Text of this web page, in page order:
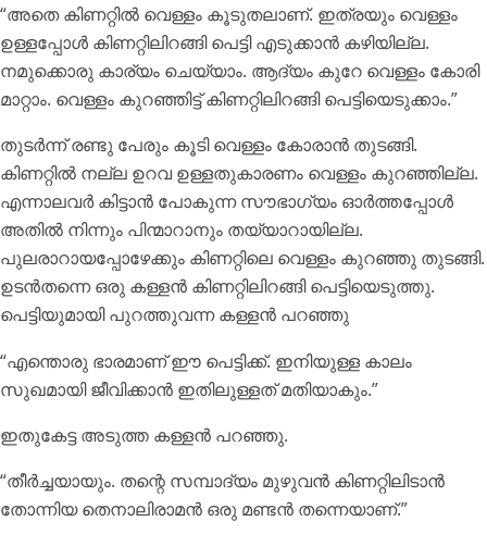
“അതെ കിണറ്റിൽ വെള്ളം കൂടുതലാണ്. ഇത്രയും വെള്ളം
ഉള്ളപ്പോൾ കിണറ്റിലിറങ്ങി പെട്ടി എടുക്കാൻ കഴിയില്ല.
നമുക്കൊരു കാര്യം ചെയ്യാം. ആദ്യം കുറേ വെള്ളം കോരി
മാറ്റാം. വെള്ളം കുറഞ്ഞിട്ട് കിണറ്റിലിറങ്ങി പെട്ടിയെടുക്കാം.”
തുടർന്ന് രണ്ടു പേരും കൂടി വെള്ളം കോരാൻ തുടങ്ങി.
കിണറ്റിൽ നല്ല ഉറവ ഉള്ളതുകാരണം വെള്ളം കുറഞ്ഞില്ല.
എന്നാലവർ കിട്ടാൻ പോകുന്ന സൗഭാഗ്യം ഓർത്തപ്പോൾ
അതിൽ നിന്നും പിന്മാറാനും തയ്യാറായില്ല.
പുലരാറായപ്പോഴേക്കും കിണറ്റിലെ വെള്ളം കുറഞ്ഞു തുടങ്ങി.
ഉടൻതന്നെ ഒരു കള്ളൻ കിണറ്റിലിറങ്ങി പെട്ടിയെടുത്തു.
പെട്ടിയുമായി പുറത്തുവന്ന കള്ളൻ പറഞ്ഞു
“എന്തൊരു ഭാരമാണ് ഈ പെട്ടിക്ക്. ഇനിയുള്ള കാലം
സുഖമായി ജീവിക്കാൻ ഇതിലുള്ളത് മതിയാകും.”
ഇതുകേട്ട അടുത്ത കള്ളൻ പറഞ്ഞു.
“തീർച്ചയായും. തന്റെ സമ്പാദ്യം മുഴുവൻ കിണറ്റിലിടാൻ
തോന്നിയ തെനാലിരാമൻ ഒരു മണ്ടൻ തന്നെയാണ്.”